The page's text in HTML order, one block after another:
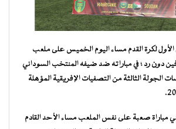
لكرة القدم مساء اليوم الخميس على ملعب
دون رد ؛ في مباراته ضد ضيفه المنتخب السوداني
الثالثة من التصفيات الإفريقية المؤهلة
مباراة صعبة على نفس الملعب مساء الأحد القادم